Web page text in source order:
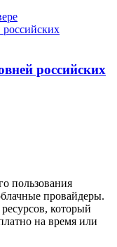
российских
пользования
провайдеры.
который
на время или